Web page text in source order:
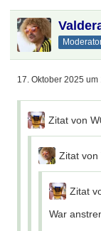
17. Oktober 2025 um
Zitat von
Zitat von
Zitat
War